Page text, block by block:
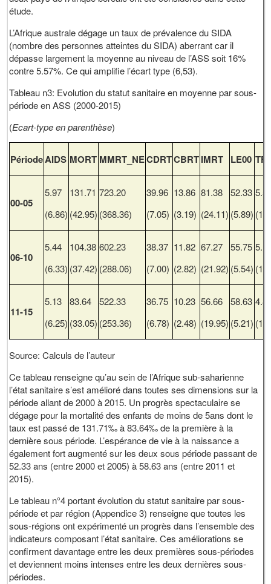
étude.
L’Afrique australe dégage un taux de prévalence du SIDA
(nombre des personnes atteintes du SIDA) aberrant car il
dépasse largement la moyenne au niveau de l’ASS soit 16%
contre 5.57%. Ce qui amplifie l’écart type (6,53).
Tableau n3: Evolution du statut sanitaire en moyenne par sous-
période en ASS (2000-2015)
(Ecart-type en parenthèse)
PériodeAIDS MORT MMRT_NECDRTCBRTIMRT LE00
00-05
5.97
(6.86)
131.71
(42.95)
723.20
(368.36)
39.96
(7.05)
13.86
(3.19)
81.38
(24.11)
52.33
(5.89)
06-10
5.44
(6.33)
104.38
(37.42)
602.23
(288.06)
38.37
(7.00)
11.82
(2.82)
67.27
(21.92)
55.75
(5.54)
11-15
5.13
(6.25)
83.64
(33.05)
522.33
(253.36)
36.75
(6.78)
10.23
(2.48)
56.66
(19.95)
58.63
(5.21)
Source: Calculs de l’auteur
Ce tableau renseigne qu’au sein de l’Afrique sub-saharienne
l’état sanitaire s’est amélioré dans toutes ses dimensions sur la
période allant de 2000 à 2015. Un progrès spectaculaire se
dégage pour la mortalité des enfants de moins de 5ans dont le
taux est passé de 131.71‰ à 83.64‰ de la première à la
dernière sous période. L’espérance de vie à la naissance a
également fort augmenté sur les deux sous période passant de
52.33 ans (entre 2000 et 2005) à 58.63 ans (entre 2011 et
2015).
Le tableau n°4 portant évolution du statut sanitaire par sous-
période et par région (Appendice 3) renseigne que toutes les
sous-régions ont expérimenté un progrès dans l’ensemble des
indicateurs composant l’état sanitaire. Ces améliorations se
confirment davantage entre les deux premières sous-périodes
et deviennent moins intenses entre les deux dernières sous-
périodes.